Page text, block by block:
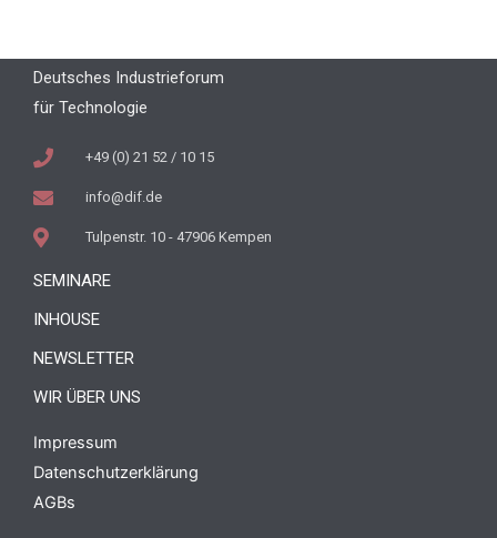
Deutsches Industrieforum
für Technologie
+49 (0) 21 52 / 10 15
info@dif.de
Tulpenstr. 10 - 47906 Kempen
SEMINARE
INHOUSE
NEWSLETTER
WIR ÜBER UNS
Impressum
Datenschutzerklärung
AGBs